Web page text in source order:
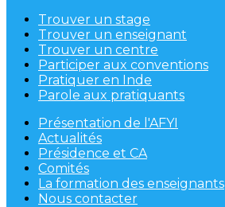
Trouver un stage
Trouver un enseignant
Trouver un centre
Participer aux conventions
Pratiquer en Inde
Parole aux pratiquants
Présentation de l'AFYI
Actualités
Présidence et CA
Comités
La formation des enseignants
Nous contacter